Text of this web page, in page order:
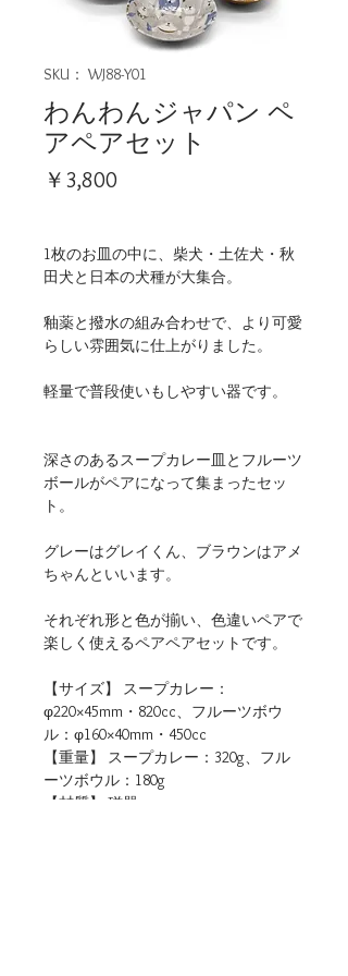
SKU： WJ88-Y01
わんわんジャパン ペ
アペアセット
￥3,800
1枚のお皿の中に、柴犬・土佐犬・秋
田犬と日本の犬種が大集合。
釉薬と撥水の組み合わせで、より可愛
らしい雰囲気に仕上がりました。
軽量で普段使いもしやすい器です。
深さのあるスープカレー皿とフルーツ
ボールがペアになって集まったセッ
ト。
グレーはグレイくん、ブラウンはアメ
ちゃんといいます。
それぞれ形と色が揃い、色違いペアで
楽しく使えるペアペアセットです。
【サイズ】 スープカレー：
φ220×45mm・820cc、フルーツボウ
ル：φ160×40mm・450cc
【重量】 スープカレー：320g、フル
ーツボウル：180g
【材質】 磁器